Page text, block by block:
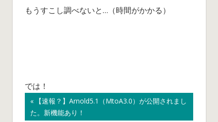
もうすこし調べないと…（時間がかかる）
では！
ARNOLD
投
前
の
【速報？】Arnold5.1（MtoA3.0）が公開されまし
た。新機能あり！